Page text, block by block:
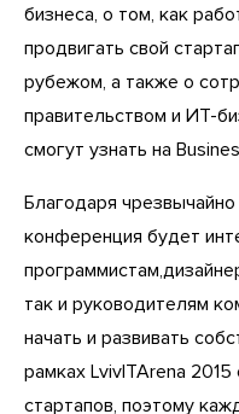
бизнеса, о том, как
продвигать свой
рубежом, а также о
правительством и ИТ-
смогут узнать на
Благодаря
конференция будет
так и руководителям
начать и развивать
рамках LvivITArena
стартапов, поэтому